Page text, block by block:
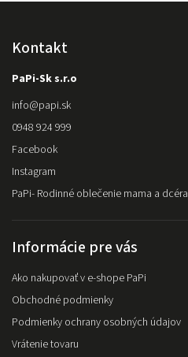
Kontakt
PaPi-Sk s.r.o
info@papi.sk
0948 924 999
Facebook
Instagram
PaPi- Rodinné oblečenie mama a dcéra
Informácie pre vás
Ako nakupovať v e-shope PaPi
Obchodné podmienky
Podmienky ochrany osobných údajov
Vrátenie tovaru